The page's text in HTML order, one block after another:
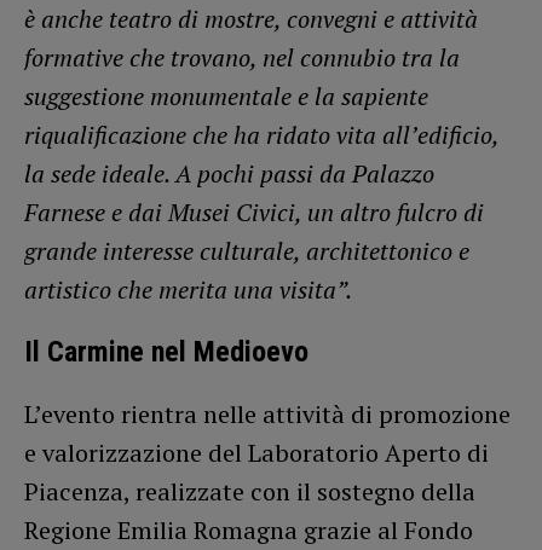
è anche teatro di mostre, convegni e attività
formative che trovano, nel connubio tra la
suggestione monumentale e la sapiente
riqualificazione che ha ridato vita all’edificio,
la sede ideale. A pochi passi da Palazzo
Farnese e dai Musei Civici, un altro fulcro di
grande interesse culturale, architettonico e
artistico che merita una visita”.
Il Carmine nel Medioevo
L’evento rientra nelle attività di promozione
e valorizzazione del Laboratorio Aperto di
Piacenza, realizzate con il sostegno della
Regione Emilia Romagna grazie al Fondo